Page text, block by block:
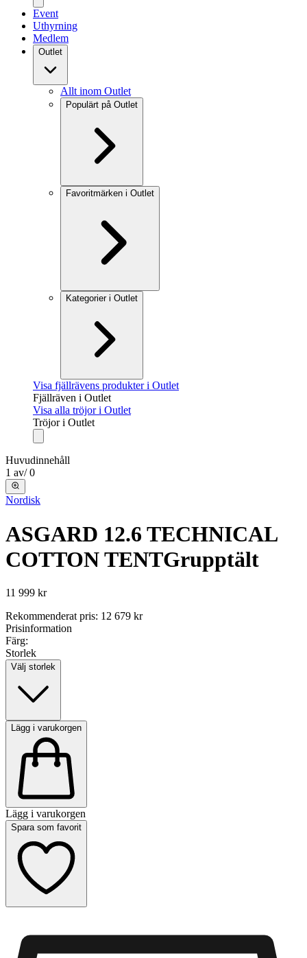
Event
Uthyrning
Medlem
Outlet
Allt inom Outlet
Populärt på Outlet
Favoritmärken i Outlet
Kategorier i Outlet
Visa fjällrävens produkter i Outlet
Fjällräven i Outlet
Visa alla tröjor i Outlet
Tröjor i Outlet
Huvudinnehåll
1 av/ 0
Nordisk
ASGARD 12.6 TECHNICAL
COTTON TENTGrupptält
11 999 kr
Rekommenderat pris: 12 679 kr
Prisinformation
Färg:
Storlek
Välj storlek
Lägg i varukorgen
Lägg i varukorgen
Spara som favorit